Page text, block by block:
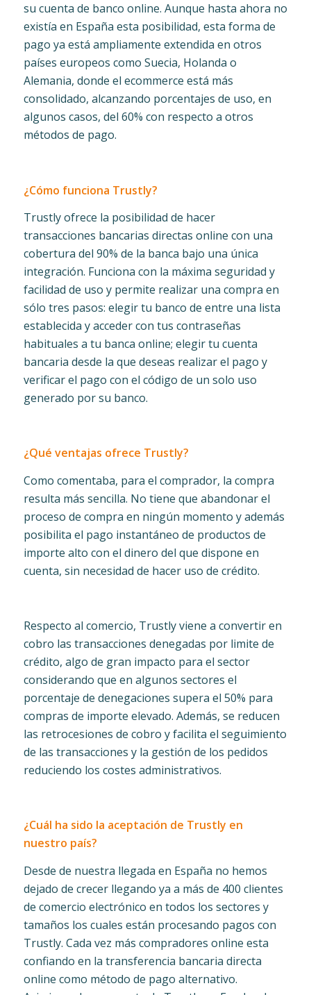
su cuenta de banco online. Aunque hasta ahora no
existía en España esta posibilidad, esta forma de
pago ya está ampliamente extendida en otros
países europeos como Suecia, Holanda o
Alemania, donde el ecommerce está más
consolidado, alcanzando porcentajes de uso, en
algunos casos, del 60% con respecto a otros
métodos de pago.
¿Cómo funciona Trustly?
Trustly ofrece la posibilidad de hacer
transacciones bancarias directas online con una
cobertura del 90% de la banca bajo una única
integración. Funciona con la máxima seguridad y
facilidad de uso y permite realizar una compra en
sólo tres pasos: elegir tu banco de entre una lista
establecida y acceder con tus contraseñas
habituales a tu banca online; elegir tu cuenta
bancaria desde la que deseas realizar el pago y
verificar el pago con el código de un solo uso
generado por su banco.
¿Qué ventajas ofrece Trustly?
Como comentaba, para el comprador, la compra
resulta más sencilla. No tiene que abandonar el
proceso de compra en ningún momento y además
posibilita el pago instantáneo de productos de
importe alto con el dinero del que dispone en
cuenta, sin necesidad de hacer uso de crédito.
Respecto al comercio, Trustly viene a convertir en
cobro las transacciones denegadas por limite de
crédito, algo de gran impacto para el sector
considerando que en algunos sectores el
porcentaje de denegaciones supera el 50% para
compras de importe elevado. Además, se reducen
las retrocesiones de cobro y facilita el seguimiento
de las transacciones y la gestión de los pedidos
reduciendo los costes administrativos.
¿Cuál ha sido la aceptación de Trustly en
nuestro país?
Desde de nuestra llegada en España no hemos
dejado de crecer llegando ya a más de 400 clientes
de comercio electrónico en todos los sectores y
tamaños los cuales están procesando pagos con
Trustly. Cada vez más compradores online esta
confiando en la transferencia bancaria directa
online como método de pago alternativo.